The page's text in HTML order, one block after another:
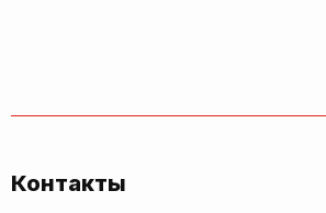
Контакты